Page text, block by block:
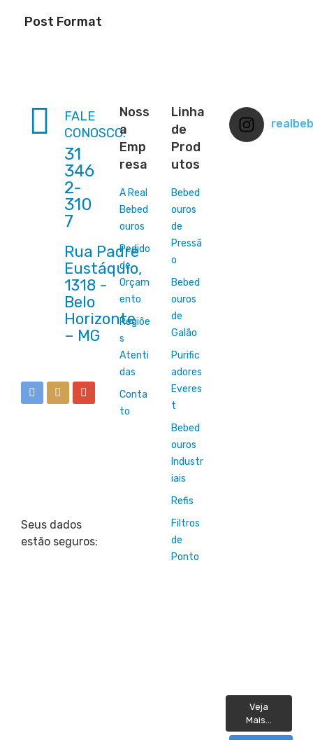
Post Format
FALE
CONOSCO:
31
346
2-
310
7
Rua Padre
Eustáquio,
1318 -
Belo
Horizonte
Seus dados
estão seguros:
Noss
a
Emp
resa
A Real
Bebed
ouros
Pedido
de
Orçam
ento
Regiõe
s
Atenti
das
Conta
to
Linha
de
Prod
utos
Bebed
ouros
de
Pressã
o
Bebed
ouros
de
Galão
Purific
adores
Everes
t
Bebed
ouros
Industr
iais
Refis
Filtros
de
Ponto
Veja
Mais...